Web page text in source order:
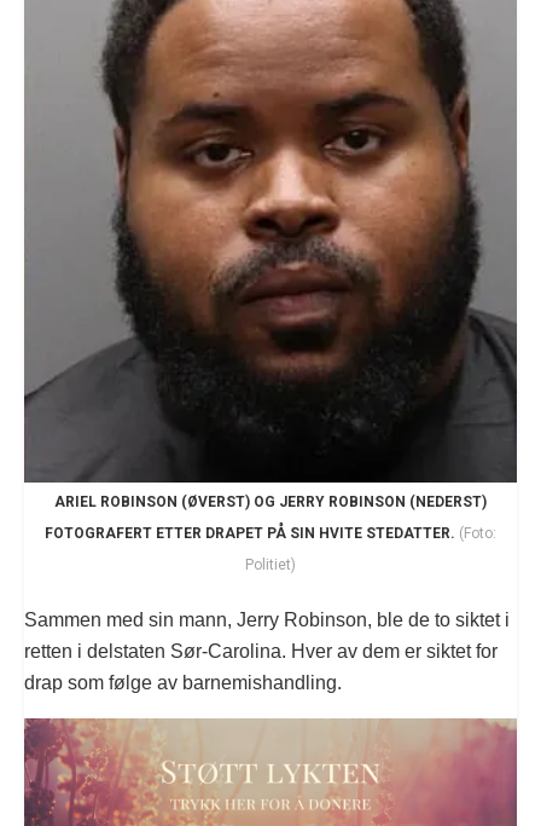
ARIEL ROBINSON (ØVERST) OG JERRY ROBINSON (NEDERST)
FOTOGRAFERT ETTER DRAPET PÅ SIN HVITE STEDATTER. (Foto:
Politiet)
Sammen med sin mann, Jerry Robinson, ble de to siktet i
retten i delstaten Sør-Carolina. Hver av dem er siktet for
drap som følge av barnemishandling.